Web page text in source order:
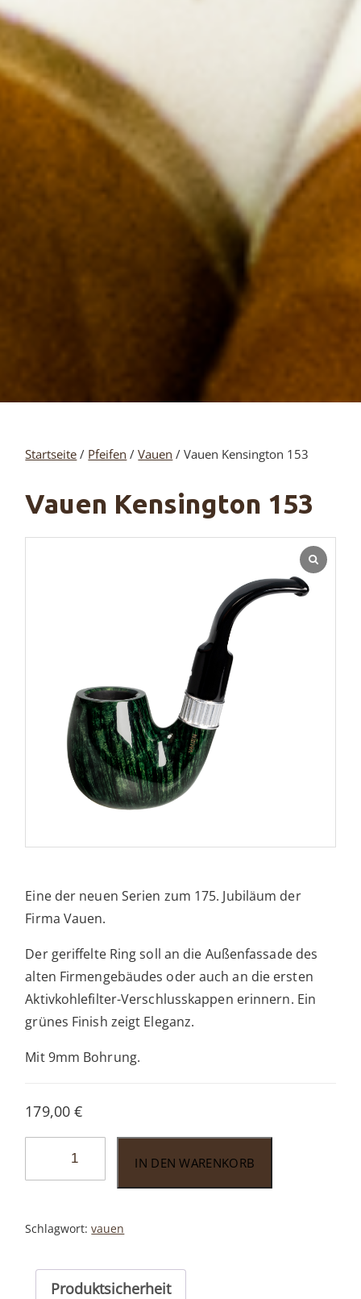
Startseite / Pfeifen /Vauen / Vauen Kensington 153
Vauen Kensington 153
Eine der neuen Serien zum 175. Jubiläum der
Firma Vauen.
Der geriffelte Ring soll an die Außenfassade des
alten Firmengebäudes oder auch an die ersten
Aktivkohlefilter-Verschlusskappen erinnern. Ein
grünes Finish zeigt Eleganz.
Mit 9mm Bohrung.
179,00€
IN DEN WARENKORB
Schlagwort:vauen
Produktsicherheit